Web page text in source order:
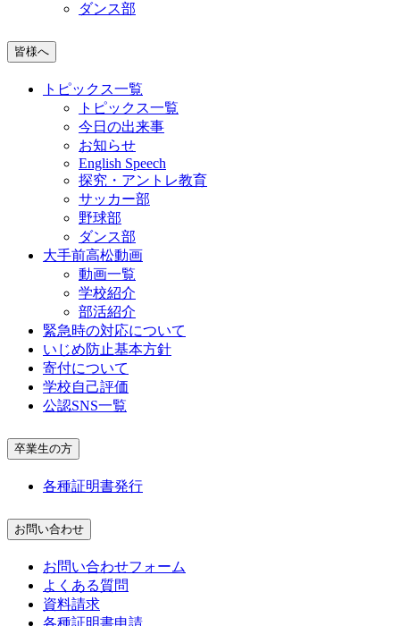
ダンス部
皆様へ
トピックス一覧
トピックス一覧
今日の出来事
お知らせ
English Speech
探究・アントレ教育
サッカー部
野球部
ダンス部
大手前高松動画
動画一覧
学校紹介
部活紹介
緊急時の対応について
いじめ防止基本方針
寄付について
学校自己評価
公認SNS一覧
卒業生の方
各種証明書発行
お問い合わせ
お問い合わせフォーム
よくある質問
資料請求
各種証明書申請